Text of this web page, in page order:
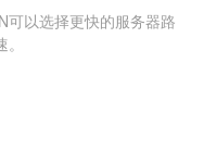
可以选择更快的服务器路